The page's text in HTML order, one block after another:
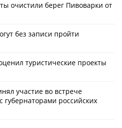
очистили берег Пивоварки от
без записи пройти
туристические проекты
участие во встрече
губернаторами российских